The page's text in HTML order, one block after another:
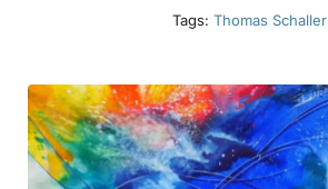
Tags: Thomas Schaller